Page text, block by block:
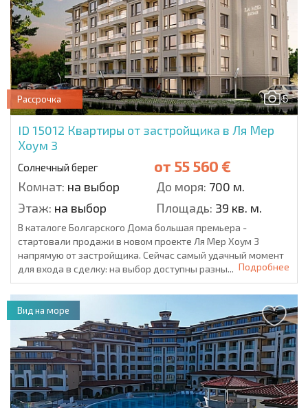
5
Рассрочка
ID 15012 Квартиры от застройщика в Ля Мер
Хоум 3
Солнечный берег от 55 560 €
Комнат: на выбор До моря: 700 м.
Этаж: на выбор Площадь: 39 кв. м.
В каталоге Болгарского Дома большая премьера -
стартовали продажи в новом проекте Ля Мер Хоум 3
напрямую от застройщика. Сейчас самый удачный момент
для входа в сделку: на выбор доступны разны... Подробнее
Вид на море